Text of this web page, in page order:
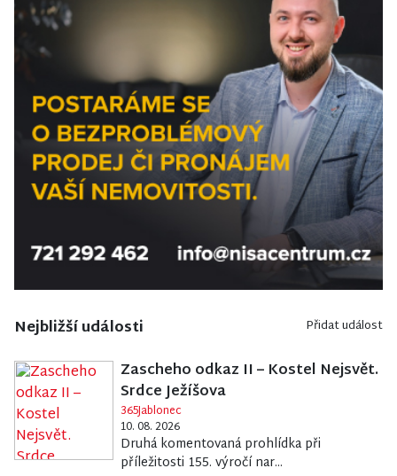
Nejbližší události Přidat událost
Zascheho odkaz II – Kostel Nejsvět.
Srdce Ježíšova
365Jablonec
10. 08. 2026
Druhá komentovaná prohlídka při
příležitosti 155. výročí nar...